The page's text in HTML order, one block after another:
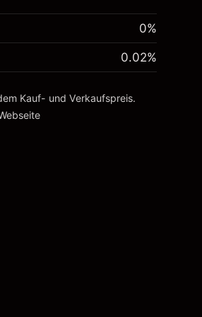
0%
0.02%
Kauf- und Verkaufspreis.